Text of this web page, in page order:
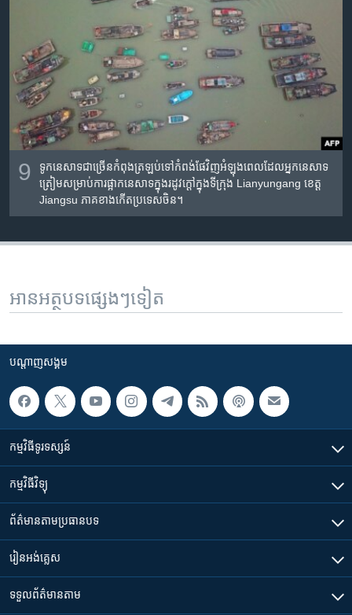
9
ទូកនេសាទ​ជាច្រើន​កំពុង​ត្រឡប់​ទៅ​កំពង់ផែ​វិញ​អំឡុង​ពេល​ដែល​អ្នក​នេសាទ​
ត្រៀម​សម្រាប់​ការ​ផ្អាក​នេសាទ​ក្នុង​រដូវក្តៅ​ក្នុង​ទីក្រុង​ Lianyungang ខេត្ត
Jiangsu ភាគ​ខាងកើត​ប្រទេស​ចិន។
អានអត្ថបទផ្សេងៗទៀត
បណ្តាញ​សង្គម
កម្មវិធី​ទូរទស្សន៍
កម្មវិធី​វិទ្យុ
ព័ត៌មាន​តាមប្រធានបទ​
រៀន​​អង់គ្លេស
ទទួល​ព័ត៌មាន​តាម